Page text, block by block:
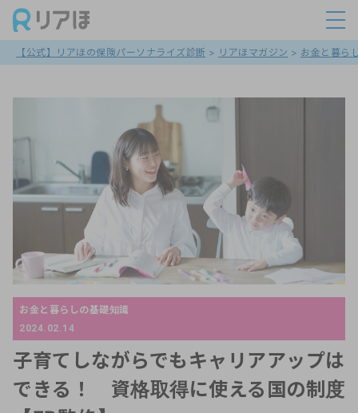
【公式】リアほの保険パーソナライズ診断 > リアほマガジン > お金と暮ら
お金と暮らしの基礎知識
2024.02.14
子育てしながらでもキャリアアップは
できる！ 資格取得に使える国の制度